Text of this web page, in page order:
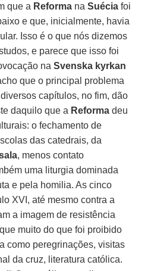
que a Reforma naSuécia foi
e que, inicialmente, havia
Isso é o que nós dizemos
e parece que isso foi
naSvenska kyrkan
que o principal problema
capítulos, no fim, dão
daquilo que a Reforma deu
o fechamento de
das catedrais, da
, menos contato
uma liturgia dominada
e pela homilia. As cinco
XVI, até mesmo contra a
a imagem de resistência
muito do que foi proibido
como peregrinações, visitas
da cruz, literatura católica.